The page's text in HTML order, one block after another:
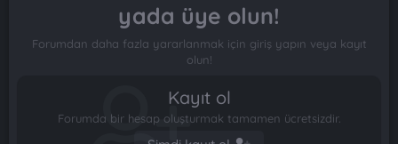
yada üye olun!
Forumdan daha fazla yararlanmak için giriş yapın veya kayıt
olun!
Kayıt ol
Forumda bir hesap oluşturmak tamamen ücretsizdir.